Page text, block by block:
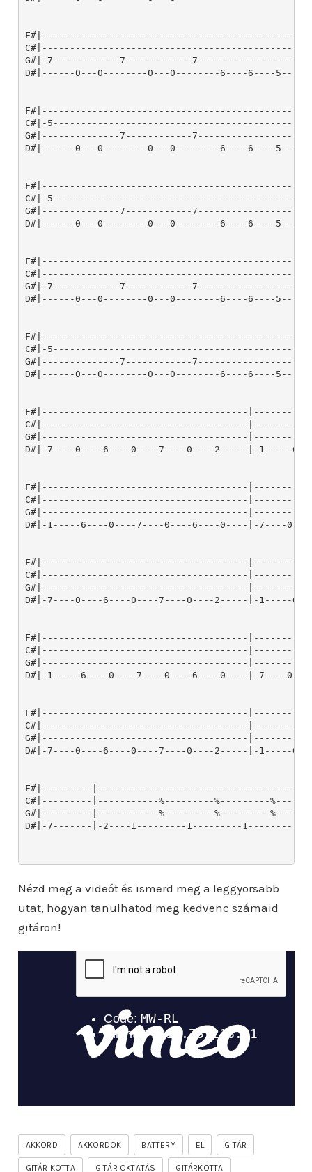
Nézd meg a videót és ismerd meg a leggyorsabb
utat, hogyan tanulhatod meg kedvenc számaid
gitáron!
AKKORD AKKORDOK BATTERY EL GITÁR
GITÁR KOTTA GITÁR OKTATÁS GITÁRKOTTA